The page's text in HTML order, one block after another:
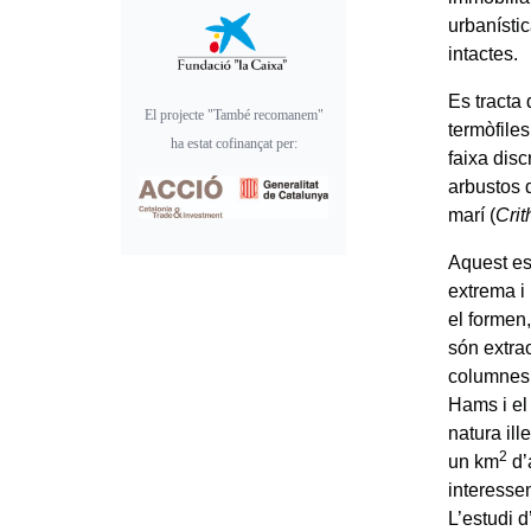
intactes.
Es tracta
faixa
arbustos
marí (
Aquest
extrema i
el
són
Hams i
natura
un km2
L’estudi
El projecte "També recomanem"
ha estat cofinançat per: